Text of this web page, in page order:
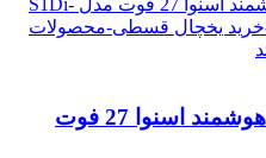
یخچال فریزر ساید بای ساید هوشمند اسنوا 27 فوت